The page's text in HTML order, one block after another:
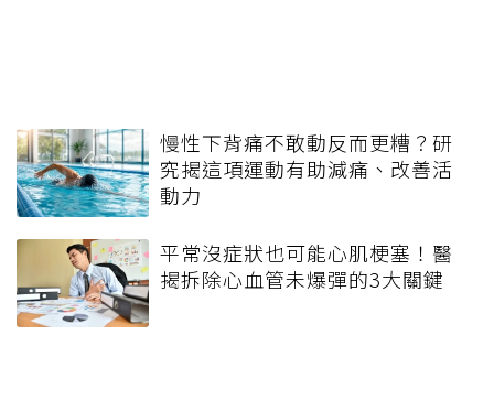
慢性下背痛不敢動反而更糟？研
究揭這項運動有助減痛、改善活
動力
平常沒症狀也可能心肌梗塞！醫
揭拆除心血管未爆彈的3大關鍵